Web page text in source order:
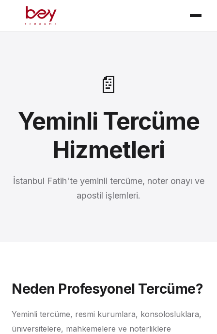
📄
Yeminli Tercüme
Hizmetleri
İstanbul Fatih'te yeminli tercüme, noter onayı ve
apostil işlemleri.
Neden Profesyonel Tercüme?
Yeminli tercüme, resmi kurumlara, konsolosluklara,
üniversitelere, mahkemelere ve noterliklere